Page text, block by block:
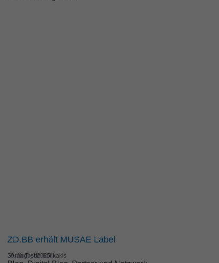
ZD.BB erhält MUSAE Label
Sarah Trede-Kritikakis
19. August 2025